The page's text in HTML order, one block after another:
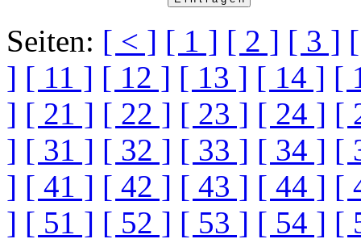
Seiten: [ < ] [ 1 ] [ 2 ] [ 3 ]
] [ 11 ] [ 12 ] [ 13 ] [ 14 ] [
] [ 21 ] [ 22 ] [ 23 ] [ 24 ] [
] [ 31 ] [ 32 ] [ 33 ] [ 34 ] [
] [ 41 ] [ 42 ] [ 43 ] [ 44 ] [
] [ 51 ] [ 52 ] [ 53 ] [ 54 ] [